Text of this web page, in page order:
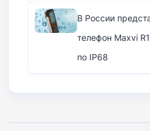
В России
телефон Maxvi
по IP68